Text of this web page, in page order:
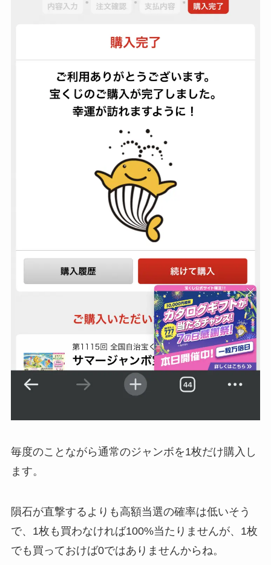
毎度のことながら通常のジャンボを1枚だけ購入し
ます。
隕石が直撃するよりも高額当選の確率は低いそう
で、1枚も買わなければ100%当たりませんが、1枚
でも買っておけば0ではありませんからね。